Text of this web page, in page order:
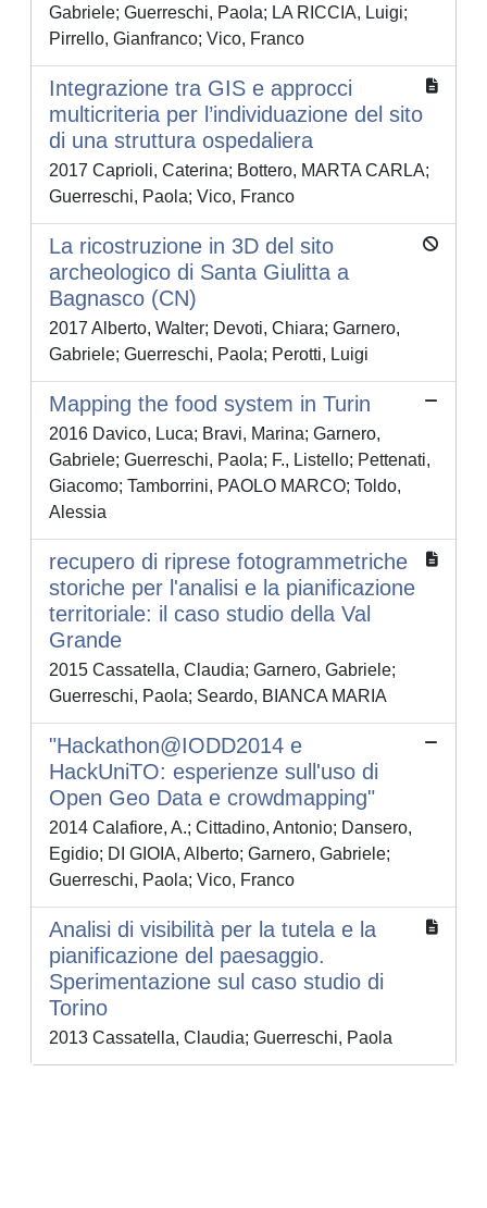
Gabriele; Guerreschi, Paola; LA RICCIA, Luigi;
Pirrello, Gianfranco; Vico, Franco
Integrazione tra GIS e approcci
multicriteria per l’individuazione del sito
di una struttura ospedaliera
2017 Caprioli, Caterina; Bottero, MARTA CARLA;
Guerreschi, Paola; Vico, Franco
La ricostruzione in 3D del sito
archeologico di Santa Giulitta a
Bagnasco (CN)
2017 Alberto, Walter; Devoti, Chiara; Garnero,
Gabriele; Guerreschi, Paola; Perotti, Luigi
Mapping the food system in Turin
2016 Davico, Luca; Bravi, Marina; Garnero,
Gabriele; Guerreschi, Paola; F., Listello; Pettenati,
Giacomo; Tamborrini, PAOLO MARCO; Toldo,
Alessia
recupero di riprese fotogrammetriche
storiche per l'analisi e la pianificazione
territoriale: il caso studio della Val
Grande
2015 Cassatella, Claudia; Garnero, Gabriele;
Guerreschi, Paola; Seardo, BIANCA MARIA
"Hackathon@IODD2014 e
HackUniTO: esperienze sull'uso di
Open Geo Data e crowdmapping"
2014 Calafiore, A.; Cittadino, Antonio; Dansero,
Egidio; DI GIOIA, Alberto; Garnero, Gabriele;
Guerreschi, Paola; Vico, Franco
Analisi di visibilità per la tutela e la
pianificazione del paesaggio.
Sperimentazione sul caso studio di
Torino
2013 Cassatella, Claudia; Guerreschi, Paola